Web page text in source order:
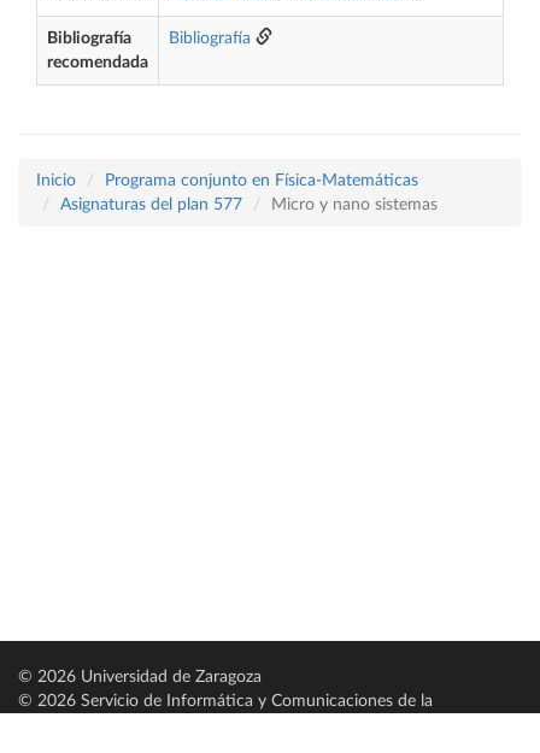
Bibliografía
recomendada
Bibliografía
Inicio
Programa conjunto en Física-Matemáticas
Asignaturas del plan 577
Micro y nano sistemas
© 2026 Universidad de Zaragoza
© 2026 Servicio de Informática y Comunicaciones de la